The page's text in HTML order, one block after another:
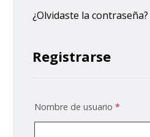
¿Olvidaste la contraseña?
Registrarse
Nombre de usuario*